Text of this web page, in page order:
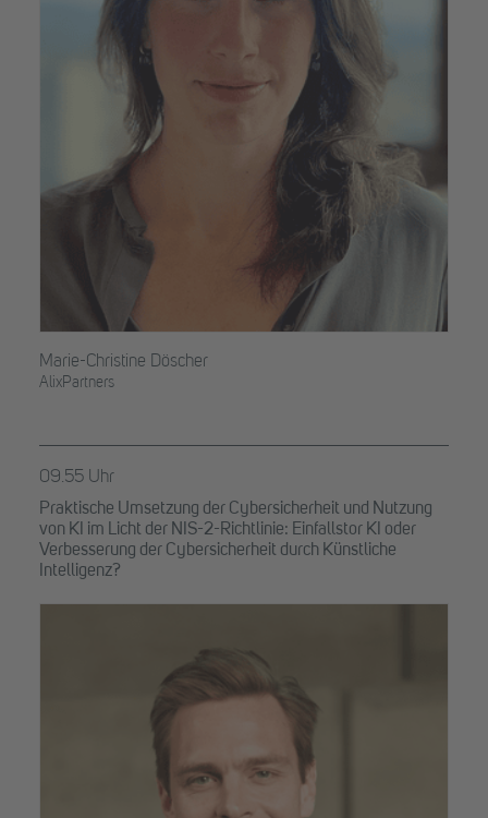
Marie-Christine Döscher
AlixPartners
09.55 Uhr
Praktische Umsetzung der Cybersicherheit und Nutzung
von KI im Licht der NIS-2-Richtlinie: Einfallstor KI oder
Verbesserung der Cybersicherheit durch Künstliche
Intelligenz?